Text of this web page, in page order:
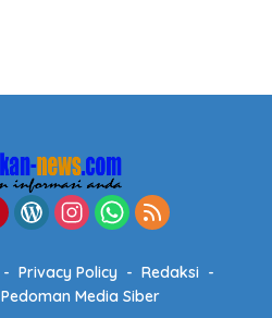
Privacy Policy
Redaksi
Pedoman Media Siber